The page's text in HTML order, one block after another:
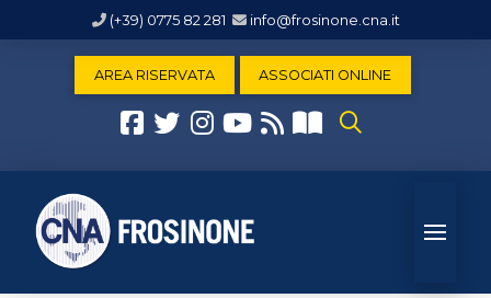
(+39) 0775 82 281 info@frosinone.cna.it
AREA RISERVATA ASSOCIATI ONLINE